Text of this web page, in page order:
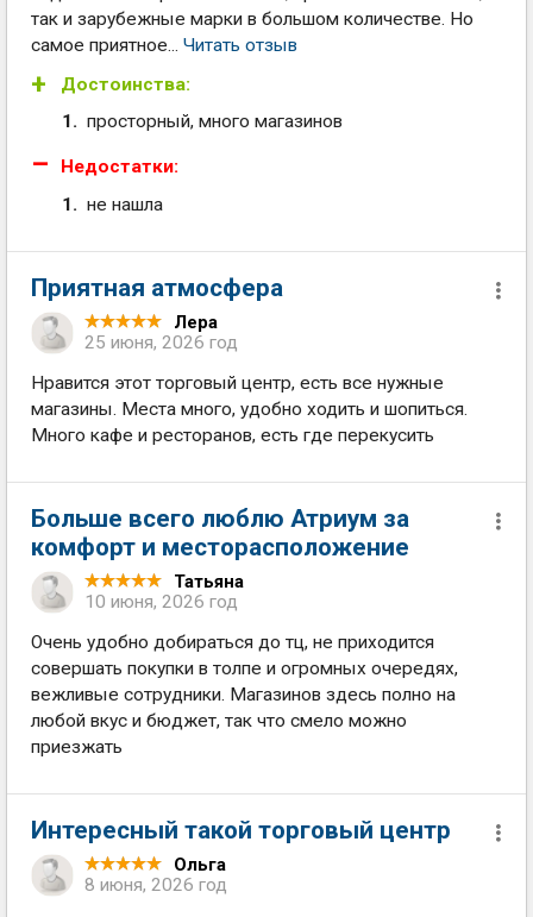
так и зарубежные марки в большом количестве. Но
самое приятное... Читать отзыв
Достоинства:
просторный, много магазинов
Недостатки:
не нашла
Приятная атмосфера
Лера
25 июня, 2026 год
Нравится этот торговый центр, есть все нужные
магазины. Места много, удобно ходить и шопиться.
Много кафе и ресторанов, есть где перекусить
Больше всего люблю Атриум за
комфорт и месторасположение
Татьяна
10 июня, 2026 год
Очень удобно добираться до тц, не приходится
совершать покупки в толпе и огромных очередях,
вежливые сотрудники. Магазинов здесь полно на
любой вкус и бюджет, так что смело можно
приезжать
Интересный такой торговый центр
Ольга
8 июня, 2026 год